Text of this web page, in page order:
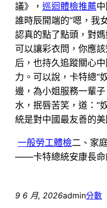
議》，巡迴體檢推薦
誰時辰開端的“嗯，我
認真的點了點頭，對
可以讓彩衣問，你應
后，也持久追蹤關心
力。可以說，卡特總“
邊，為小姐服務一輩
水，抿唇苦笑，道：“
統是對中國最友善的美
一般勞工體檢二、家
——卡特總統安康長命
9 6 月, 2026admin分數